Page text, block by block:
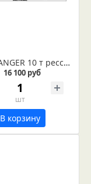
HINO RANGER 10 т рессора задняя лист №1 (Арт. IR 16-02-01в) Лист укомплектован втулкой диаметром 33 мм
16 100 руб
шт
В корзину